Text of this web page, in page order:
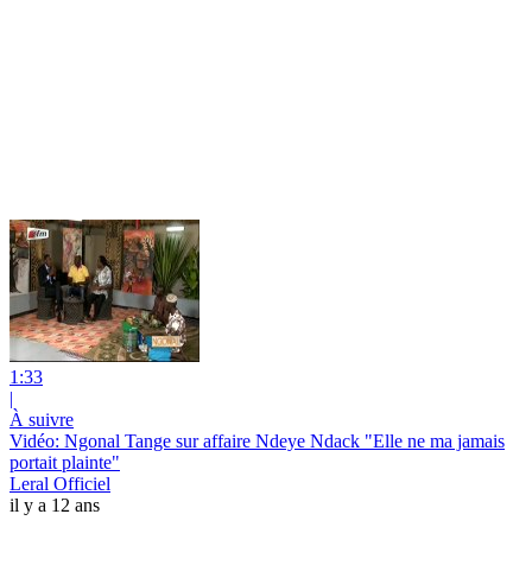
1:33
|
À suivre
Vidéo: Ngonal Tange sur affaire Ndeye Ndack "Elle ne ma jamais
portait plainte"
Leral Officiel
il y a 12 ans